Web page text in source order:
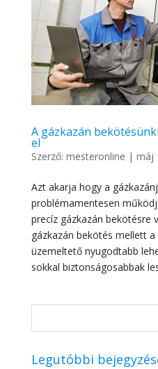
A gázkazán
el
Szerző: mesteronline | máj
Azt akarja hogy a
problémamentesen
precíz gázkazán bekötésre
gázkazán bekötés mellett
üzemeltető nyugodtabb
sokkal biztonságosabbak
Legutóbbi